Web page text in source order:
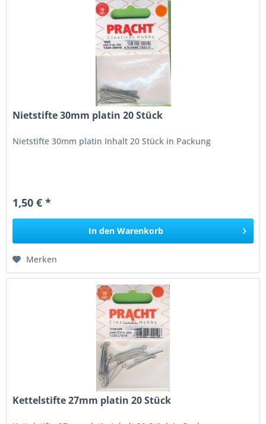
Nietstifte 30mm platin 20 Stück
Nietstifte 30mm platin Inhalt 20 Stück in Packung
1,50 € *
In den Warenkorb
Merken
Kettelstifte 27mm platin 20 Stück